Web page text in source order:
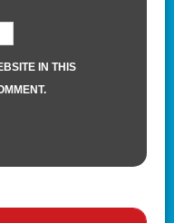
IN THIS